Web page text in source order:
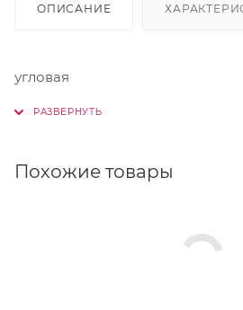
ОПИСАНИЕ
угловая
Похожие товары